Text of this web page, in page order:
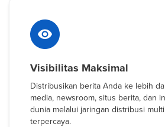
Visibilitas Maksimal
Distribusikan berita Anda ke lebih
media, newsroom, situs berita, dan
dunia melalui jaringan distribusi
terpercaya.